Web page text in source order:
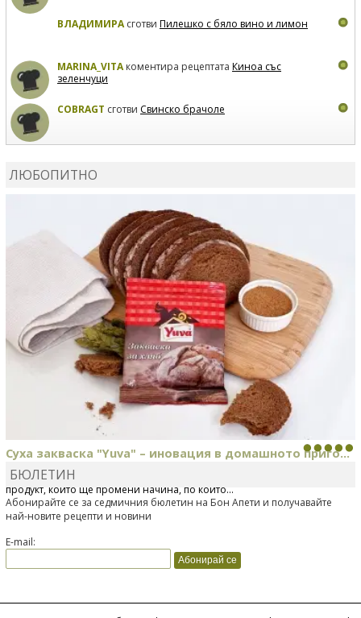
ВЛАДИМИРАсготви Пилешко с бяло вино и лимон
MARINA_VITAкоментира рецептата Киноа със
зеленчуци
COBRAGT сготви Свинско брачоле
ЛЮБОПИТНО
Суха закваска "Yuva" – иновация в домашното приго...
Отскоро Лесафр България стартира предлагането на изцяло нов
продукт, който ще промени начина, по който...
БЮЛЕТИН
Абонирайте се за седмичния бюлетин на Бон Апети и получавайте
най-новите рецепти и новини
E-mail: